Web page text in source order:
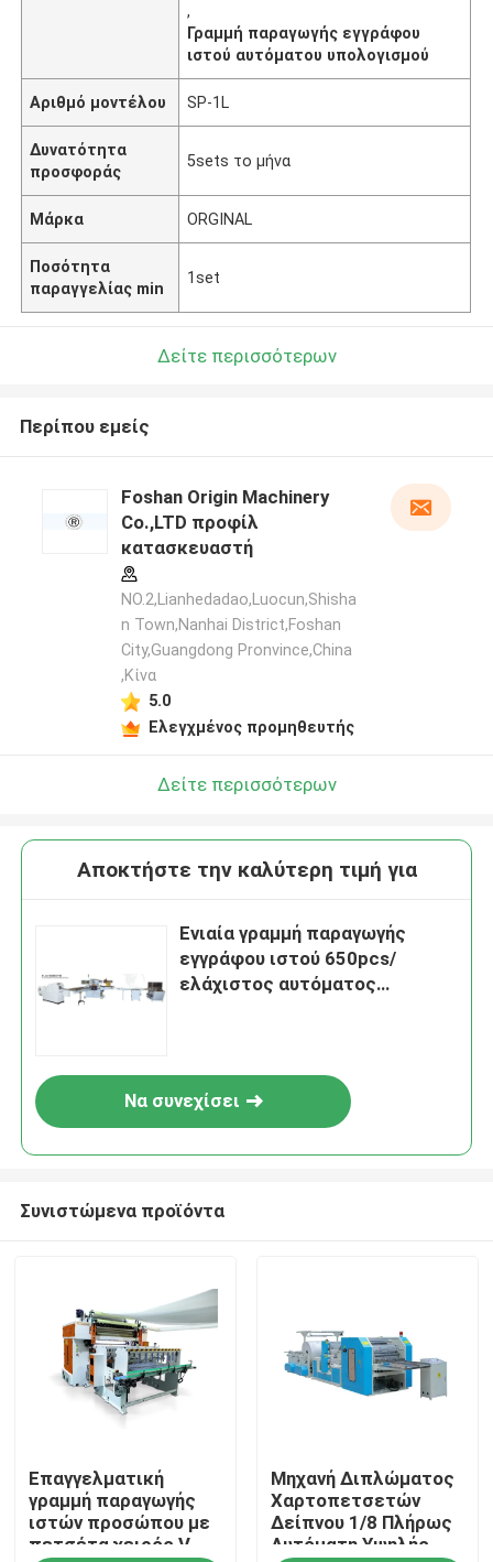
Προϊόντα
Σχετικά με εμάς
,
Γραμμή παραγωγής εγγράφου
ιστού αυτόματου υπολογισμού
Αριθμό μοντέλου SP-1L
Δυνατότητα
προσφοράς
5sets το μήνα
Μάρκα ORGINAL
Ποσότητα
παραγγελίας min
1set
Δείτε περισσότερων
Περίπου εμείς
Foshan Origin Machinery
Co.,LTD προφίλ
κατασκευαστή
NO.2,Lianhedadao,Luocun,Shisha
n Town,Nanhai District,Foshan
City,Guangdong Pronvince,China
,Κίνα
5.0
Ελεγχμένος προμηθευτής
Δείτε περισσότερων
Αποκτήστε την καλύτερη τιμή για
Ενιαία γραμμή παραγωγής
εγγράφου ιστού 650pcs/
ελάχιστος αυτόματος
Να συνεχίσει
Συνιστώμενα προϊόντα
Επαγγελματική
γραμμή παραγωγής
ιστών προσώπου με
πετσέτα χειρός V
Μηχανή Διπλώματος
Χαρτοπετσετών
Δείπνου 1/8 Πλήρως
Αυτόματη Υψηλής